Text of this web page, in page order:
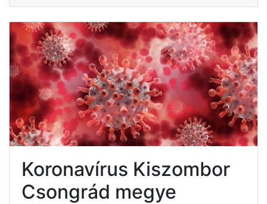
Koronavírus Kiszombor
Csongrád megye